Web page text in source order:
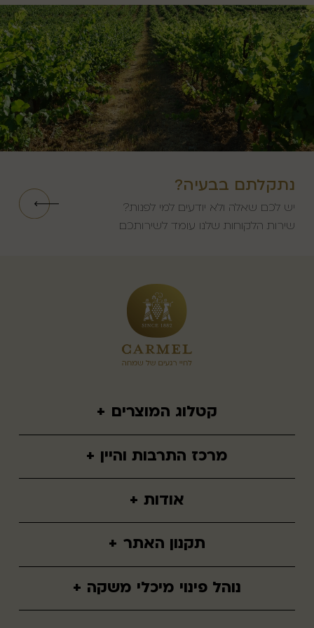
נתקלתם בבעיה?
יש לכם שאלה ולא יודעים למי לפנות?
שירות הלקוחות שלנו עומד לשירותכם
קטלוג המוצרים +
תירוש כרמל
יינות כרמל
מרכז התרבות והיין +
אודות +
חדשות ועדכונים
תעודות
תקנון האתר +
נוהל פינוי מיכלי משקה +